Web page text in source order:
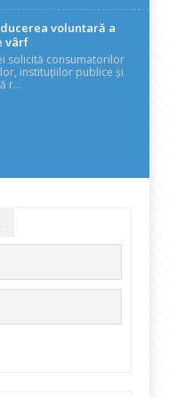
voluntară a
vârf
solicită consumatorilor
instituțiilor publice și
r...